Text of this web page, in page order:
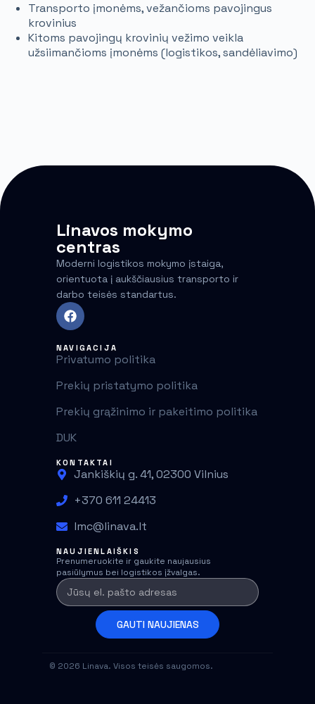
Transporto įmonėms, vežančioms pavojingus
krovinius
Kitoms pavojingų krovinių vežimo veikla
užsiimančioms įmonėms (logistikos, sandėliavimo)
Linavos mokymo
centras
Moderni logistikos mokymo įstaiga,
orientuota į aukščiausius transporto ir
darbo teisės standartus.
NAVIGACIJA
Privatumo politika
Prekių pristatymo politika
Prekių grąžinimo ir pakeitimo politika
DUK
KONTAKTAI
Jankiškių g. 41, 02300 Vilnius
+370 611 24413
lmc@linava.lt
NAUJIENLAIŠKIS
Prenumeruokite ir gaukite naujausius
pasiūlymus bei logistikos įžvalgas.
GAUTI NAUJIENAS
© 2026 Linava. Visos teisės saugomos.